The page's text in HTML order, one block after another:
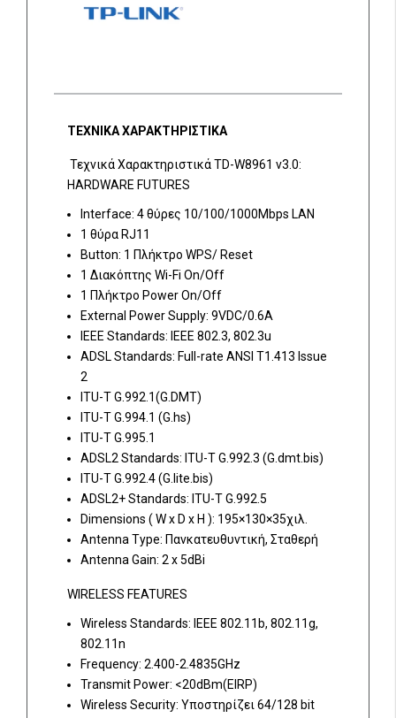
ΤΕΧΝΙΚΑ ΧΑΡΑΚΤΗΡΙΣΤΙΚΑ
Τεχνικά Χαρακτηριστικά TD-W8961 v3.0:
HARDWARE FUTURES
Interface: 4 θύρες 10/100/1000Mbps LAN
1 θύρα RJ11
Button: 1 Πλήκτρο WPS/ Reset
1 Διακόπτης Wi-Fi On/Off
1 Πλήκτρο Power On/Off
External Power Supply: 9VDC/0.6A
IEEE Standards: IEEE 802.3, 802.3u
ADSL Standards: Full-rate ANSI T1.413 Issue
2
ITU-T G.992.1(G.DMT)
ITU-T G.994.1 (G.hs)
ITU-T G.995.1
ADSL2 Standards: ITU-T G.992.3 (G.dmt.bis)
ITU-T G.992.4 (G.lite.bis)
ADSL2+ Standards: ITU-T G.992.5
Dimensions ( W x D x H ): 195×130×35χιλ.
Antenna Type: Πανκατευθυντική, Σταθερή
Antenna Gain: 2 x 5dBi
WIRELESS FEATURES
Wireless Standards: IEEE 802.11b, 802.11g,
802.11n
Frequency: 2.400-2.4835GHz
Transmit Power: <20dBm(EIRP)
Wireless Security: Υποστηρίζει 64/128 bit